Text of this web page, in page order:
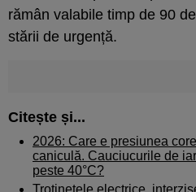
rămân valabile timp de 90
stării de urgență.
Citește și...
2026: Care e presiunea
caniculă. Cauciucurile de
peste 40°C?
Trotinetele electrice,